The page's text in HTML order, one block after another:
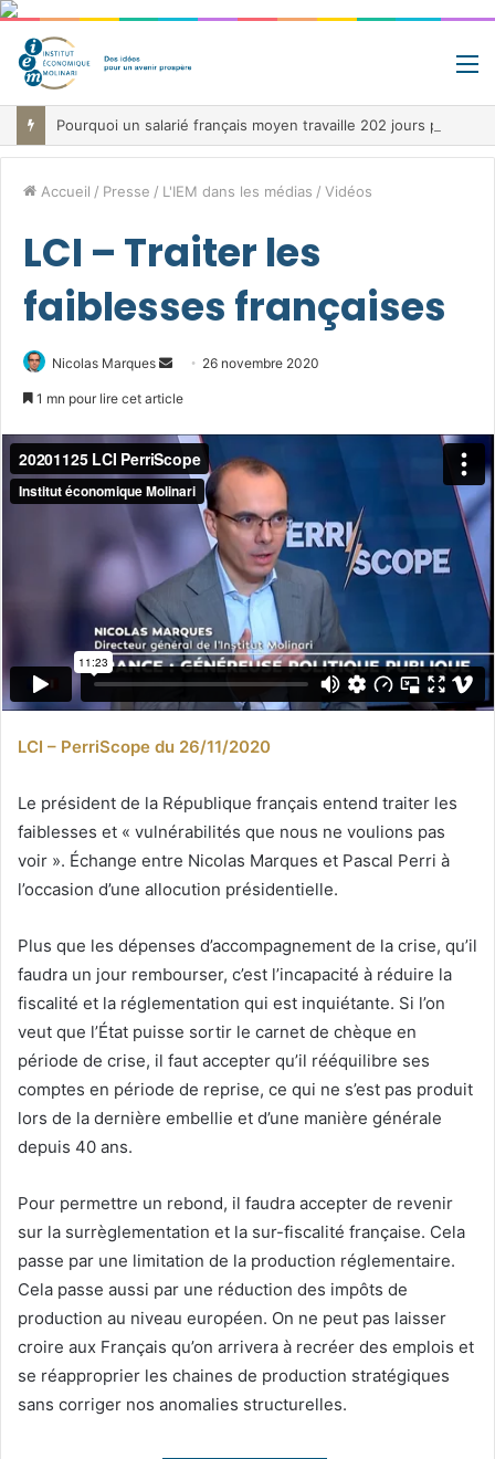
Accueil / Presse / L'IEM dans les médias / Vidéos
LCI – Traiter les
faiblesses françaises
Nicolas Marques
Envoyer26 novembre 2020
1 mn pour lire cet article
LCI – PerriScope du 26/11/2020
Le président de la République français entend traiter les
faiblesses et « vulnérabilités que nous ne voulions pas
voir ». Échange entre Nicolas Marques et Pascal Perri à
l’occasion d’une allocution présidentielle.
Plus que les dépenses d’accompagnement de la crise, qu’il
faudra un jour rembourser, c’est l’incapacité à réduire la
fiscalité et la réglementation qui est inquiétante. Si l’on
veut que l’État puisse sortir le carnet de chèque en
période de crise, il faut accepter qu’il rééquilibre ses
comptes en période de reprise, ce qui ne s’est pas produit
lors de la dernière embellie et d’une manière générale
depuis 40 ans.
Pour permettre un rebond, il faudra accepter de revenir
sur la surrèglementation et la sur-fiscalité française. Cela
passe par une limitation de la production réglementaire.
Cela passe aussi par une réduction des impôts de
production au niveau européen. On ne peut pas laisser
croire aux Français qu’on arrivera à recréer des emplois et
se réapproprier les chaines de production stratégiques
sans corriger nos anomalies structurelles.